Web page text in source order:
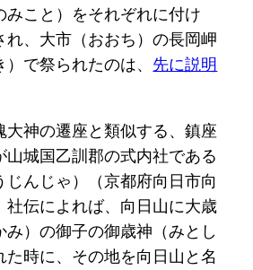
みこと）をそれぞれに付け
れ、大市（おおち）の長岡岬
）で祭られたのは、 先に説明
神の遷座と類似する、鎮座
山城国乙訓郡の式内社である
じんじゃ）（京都府向日市向
社伝によれば、向日山に大歳
み）の御子の御歳神（みとし
た時に、その地を向日山と名